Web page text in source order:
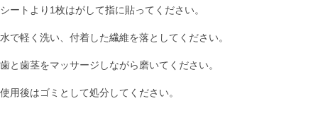
シートより1枚はがして指に貼ってください。
水で軽く洗い、付着した繊維を落としてください。
歯と歯茎をマッサージしながら磨いてください。
使用後はゴミとして処分してください。